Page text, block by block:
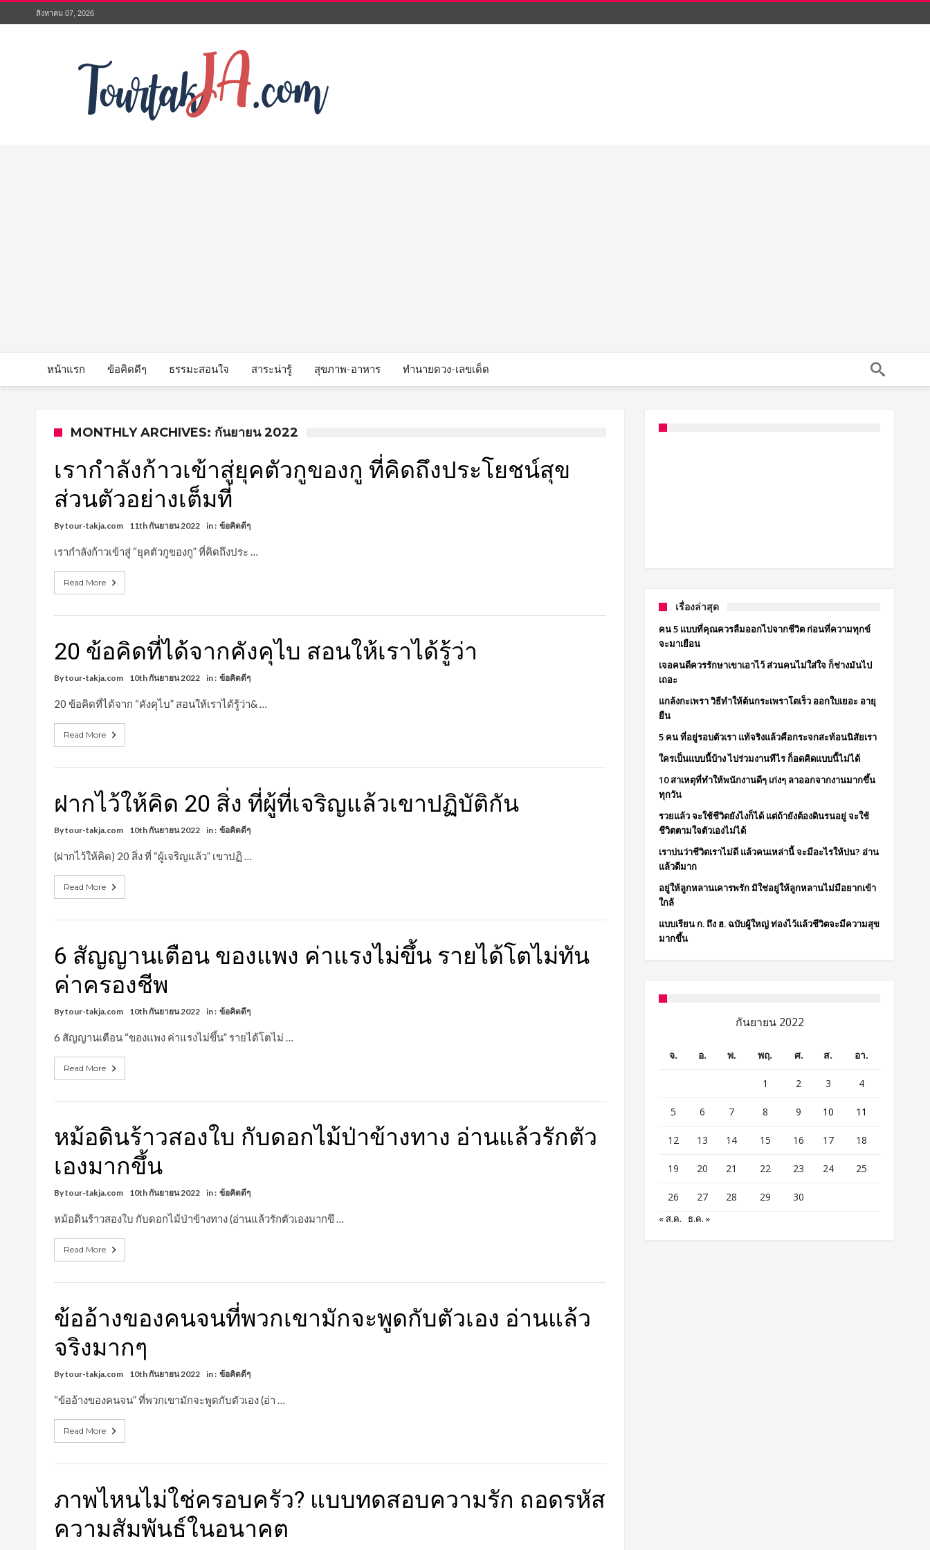
สิงหาคม 07, 2026
หน้าแรก ข้อคิดดีๆ ธรรมะสอนใจ สาระน่ารู้ สุขภาพ-อาหาร ทำนายดวง-เลขเด็ด
MONTHLY ARCHIVES: กันยายน 2022
เรากำลังก้าวเข้าสู่ยุคตัวกูของกู ที่คิดถึงประโยชน์สุข
ส่วนตัวอย่างเต็มที่
Bytour-takja.com 11th กันยายน 2022 in : ข้อคิดดีๆ
เรากำลังก้าวเข้าสู่ “ยุคตัวกูของกู” ที่คิดถึงประ …
Read More
20 ข้อคิดที่ได้จากคังคุไบ สอนให้เราได้รู้ว่า
Bytour-takja.com 10th กันยายน 2022 in : ข้อคิดดีๆ
20 ข้อคิดที่ได้จาก “คังคุไบ” สอนให้เราได้รู้ว่า& …
Read More
ฝากไว้ให้คิด 20 สิ่ง ที่ผู้ที่เจริญแล้วเขาปฏิบัติกัน
Bytour-takja.com 10th กันยายน 2022 in : ข้อคิดดีๆ
(ฝากไว้ให้คิด) 20 สิ่ง ที่ “ผู้เจริญแล้ว” เขาปฏิ …
Read More
6 สัญญานเตือน ของแพง ค่าแรงไม่ขึ้น รายได้โตไม่ทัน
ค่าครองชีพ
Bytour-takja.com 10th กันยายน 2022 in : ข้อคิดดีๆ
6 สัญญานเตือน “ของแพง ค่าแรงไม่ขึ้น” รายได้โตไม่ …
Read More
หม้อดินร้าวสองใบ กับดอกไม้ป่าข้างทาง อ่านแล้วรักตัว
เองมากขึ้น
Bytour-takja.com 10th กันยายน 2022 in : ข้อคิดดีๆ
หม้อดินร้าวสองใบ กับดอกไม้ป่าข้างทาง (อ่านแล้วรักตัวเองมากขึ …
Read More
ข้ออ้างของคนจนที่พวกเขามักจะพูดกับตัวเอง อ่านแล้ว
จริงมากๆ
Bytour-takja.com 10th กันยายน 2022 in : ข้อคิดดีๆ
“ข้ออ้างของคนจน” ที่พวกเขามักจะพูดกับตัวเอง (อ่า …
Read More
ภาพไหนไม่ใช่ครอบครัว? แบบทดสอบความรัก ถอดรหัส
ความสัมพันธ์ในอนาคต
เรื่องล่าสุด
คน 5 แบบที่คุณควรลืมออกไปจากชีวิต ก่อนที่ความทุกข์
จะมาเยือน
เจอคนดีควรรักษาเขาเอาไว้ ส่วนคนไม่ใส่ใจ ก็ช่างมันไป
เถอะ
แกล้งกะเพรา วิธีทำให้ต้นกระเพราโตเร็ว ออกใบเยอะ อายุ
ยืน
5 คน ที่อยู่รอบตัวเรา แท้จริงแล้วคือกระจกสะท้อนนิสัยเรา
ใครเป็นแบบนี้บ้าง ไปร่วมงานทีไร ก็อดคิดแบบนี้ไม่ได้
10 สาเหตุที่ทำให้พนักงานดีๆ เก่งๆ ลาออกจากงานมากขึ้น
ทุกวัน
รวยแล้ว จะใช้ชีวิตยังไงก็ได้ แต่ถ้ายังต้องดินรนอยู่ จะใช้
ชีวิตตามใจตัวเองไม่ได้
เราบ่นว่าชีวิตเราไม่ดี แล้วคนเหล่านี้ จะมีอะไรให้บ่น? อ่าน
แล้วดีมาก
อยู่ให้ลูกหลานเคารพรัก มิใช่อยู่ให้ลูกหลานไม่มีอยากเข้า
ใกล้
แบบเรียน ก. ถึง ฮ. ฉบับผู้ใหญ่ ท่องไว้แล้วชีวิตจะมีความสุข
มากขึ้น
กันยายน 2022
จ. อ. พ. พฤ. ศ. ส. อา.
1 2 3 4
5 6 7 8 9 10 11
12 13 14 15 16 17 18
19 20 21 22 23 24 25
26 27 28 29 30
« ส.ค. ธ.ค. »